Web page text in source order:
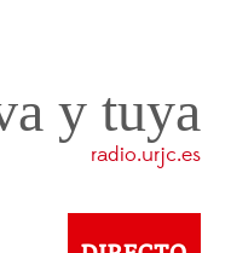
y tuya
radio.urjc.es